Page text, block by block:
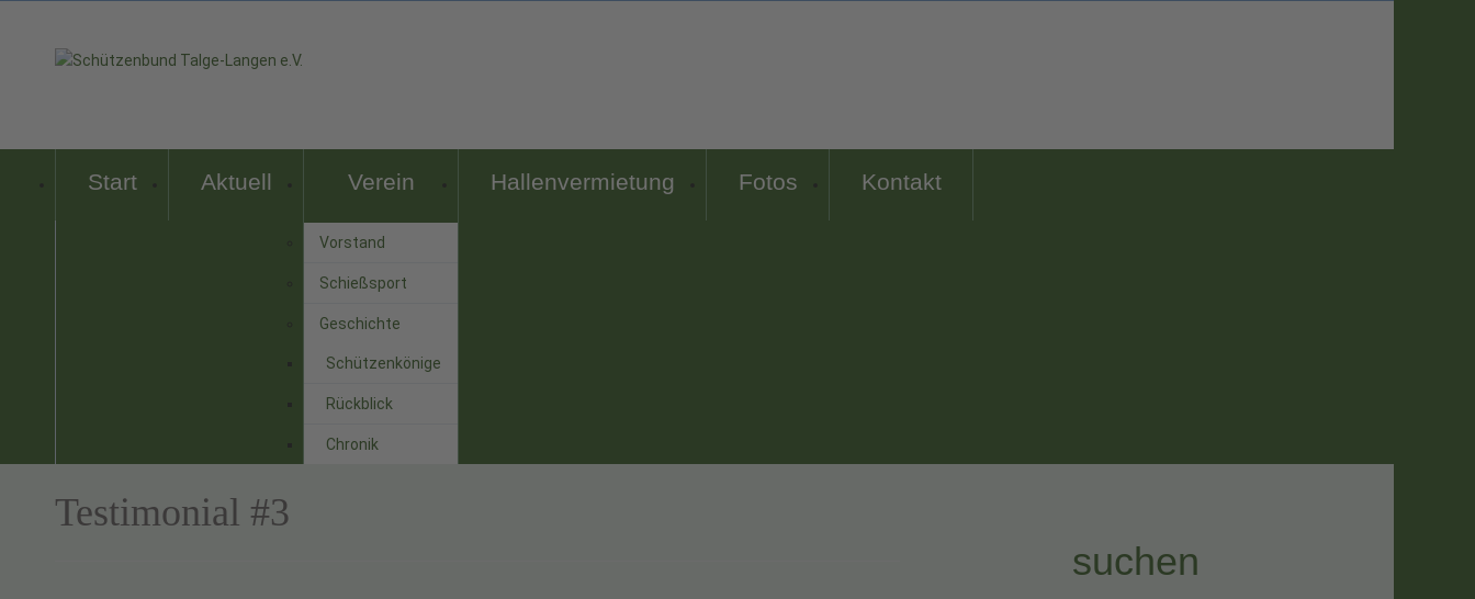
Start Aktuell Verein
Vorstand
Schießsport
Geschichte
Schützenkönige
Rückblick
Chronik
Hallenvermietung Fotos Kontakt
Testimonial #3
suchen